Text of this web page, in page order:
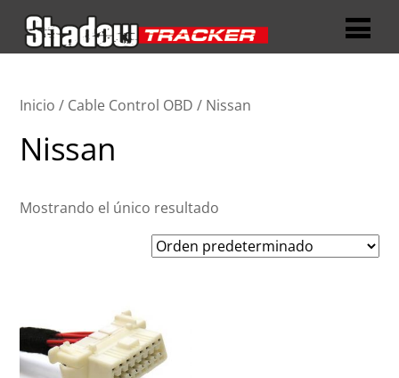
Inicio / Cable Control OBD / Nissan
Nissan
Mostrando el único resultado